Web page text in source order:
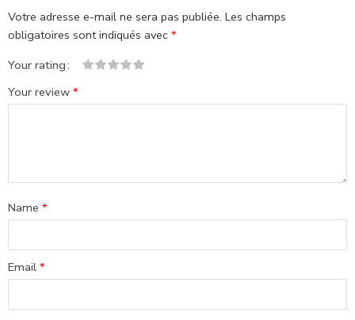
Votre adresse e-mail ne sera pas publiée. Les champs
obligatoires sont indiqués avec *
Your rating
Your review *
Name *
Email *